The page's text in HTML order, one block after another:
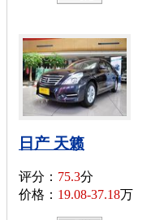
日产 天籁
评分： 75.3分
价格： 19.08-37.18万